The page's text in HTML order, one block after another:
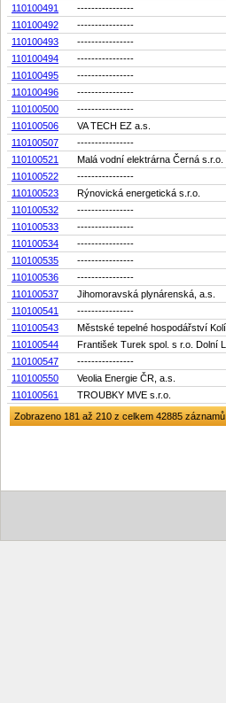
110100491
----------------
110100492
----------------
110100493
----------------
110100494
----------------
110100495
----------------
110100496
----------------
110100500
----------------
110100506
VA TECH EZ a.s.
110100507
----------------
110100521
Malá vodní elektrárna Černá s.r.o.
110100522
----------------
110100523
Rýnovická energetická s.r.o.
110100532
----------------
110100533
----------------
110100534
----------------
110100535
----------------
110100536
----------------
110100537
Jihomoravská plynárenská, a.s.
110100541
----------------
110100543
Městské tepelné hospodářství
110100544
František Turek spol. s r.o. Dolní
110100547
----------------
110100550
Veolia Energie ČR, a.s.
110100561
TROUBKY MVE s.r.o.
Zobrazeno 181 až 210 z celkem 42885 záznamů